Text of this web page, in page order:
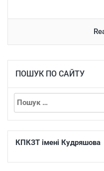
ПОШУК ПО САЙТУ
КПКЗТ імені Кудряшова